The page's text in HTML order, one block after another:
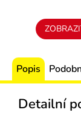
Popis
Detailní